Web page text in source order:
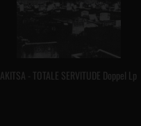
AKITSA - TOTALE SERVlTUDE Doppel Lp